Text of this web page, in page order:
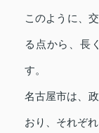
このように、
る点から、長
す。
名古屋市は、
おり、それぞ